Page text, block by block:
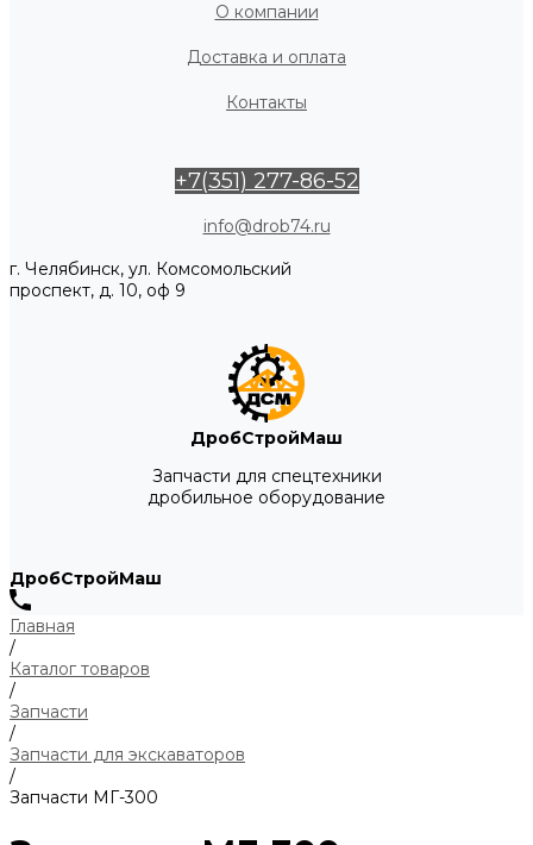
О компании
Доставка и оплата
Контакты
+7(351) 277-86-52
info@drob74.ru
г. Челябинск, ул. Комсомольский
проспект, д. 10, оф 9
ДробСтройМаш
Запчасти для спецтехники
дробильное оборудование
ДробСтройМаш
Главная
/
Каталог товаров
/
Запчасти
/
Запчасти для экскаваторов
/
Запчасти МГ-300